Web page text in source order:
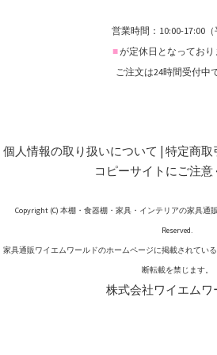
営業時間：10:00-17:00（
■が定休日となっており
ご注文は24時間受付中
個人情報の取り扱いについて | 特定商取
コピーサイトにご注意
Copyright (C) 本棚・食器棚・家具・インテリアの家具
Reserved.
家具通販ワイエムワールドのホームページに掲載されてい
断転載を禁じます。
株式会社ワイエムワ